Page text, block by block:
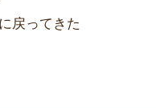
戻ってきた